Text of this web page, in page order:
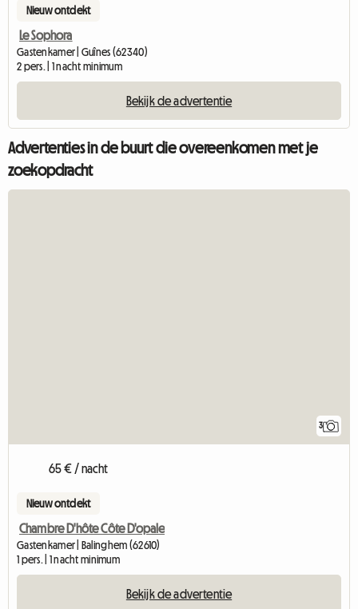
Nieuw ontdekt
Le Sophora
Gastenkamer | Guînes (62340)
2 pers. | 1 nacht minimum
Bekijk de advertentie
Advertenties in de buurt die overeenkomen met je
zoekopdracht
3
65 € / nacht
Nieuw ontdekt
Chambre D'hôte Côte D'opale
Gastenkamer | Balinghem (62610)
1 pers. | 1 nacht minimum
Bekijk de advertentie